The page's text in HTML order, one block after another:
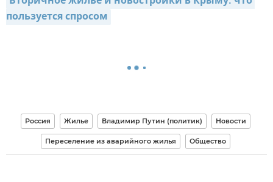
пользуется спросом
Россия Жилье Владимир Путин (политик) Новости
Переселение из аварийного жилья Общество